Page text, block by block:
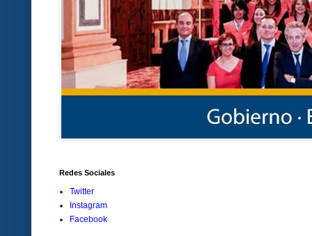
Redes Sociales
Twitter
Instagram
Facebook